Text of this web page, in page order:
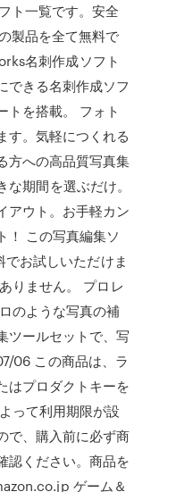
ト一覧です。安全
製品を全て無料で
名刺作成ソフト
できる名刺作成ソフ
トを搭載。 フォト
す。気軽につくれる
方への高品質写真集
期間を選ぶだけ。
アウト。お手軽カン
！ この写真編集ソ
お試しいただけま
りません。 プロレ
のような写真の補
ツールセットで、写
06 この商品は、ラ
はプロダクトキーを
って利用期限が設
で、購入前に必ず商
認ください。商品を
ゲーム＆